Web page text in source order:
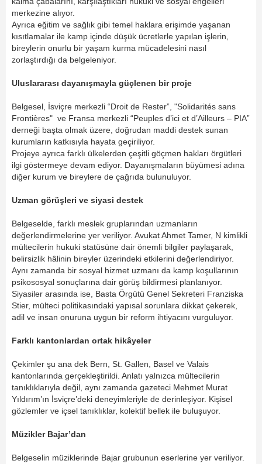
merkezine alıyor.
Ayrıca eğitim ve sağlık gibi temel haklara erişimde yaşanan
kısıtlamalar ile kamp içinde düşük ücretlerle yapılan işlerin,
bireylerin onurlu bir yaşam kurma mücadelesini nasıl
zorlaştırdığı da belgeleniyor.
Uluslararası dayanışmayla güçlenen bir proje
Belgesel, İsviçre merkezli “Droit de Rester”, "Solidarités sans
Frontières" ve Fransa merkezli “Peuples d’ici et d’Ailleurs – PIA”
derneği başta olmak üzere, doğrudan maddi destek sunan
kurumların katkısıyla hayata geçiriliyor.
Projeye ayrıca farklı ülkelerden çeşitli göçmen hakları örgütleri
ilgi göstermeye devam ediyor. Dayanışmaların büyümesi adına
diğer kurum ve bireylere de çağrıda bulunuluyor.
Uzman görüşleri ve siyasi destek
Belgeselde, farklı meslek gruplarından uzmanların
değerlendirmelerine yer veriliyor. Avukat Ahmet Tamer, N kimlikli
mültecilerin hukuki statüsüne dair önemli bilgiler paylaşarak,
belirsizlik hâlinin bireyler üzerindeki etkilerini değerlendiriyor.
Aynı zamanda bir sosyal hizmet uzmanı da kamp koşullarının
psikososyal sonuçlarına dair görüş bildirmesi planlanıyor.
Siyasiler arasında ise, Basta Örgütü Genel Sekreteri Franziska
Stier, mülteci politikasındaki yapısal sorunlara dikkat çekerek,
adil ve insan onuruna uygun bir reform ihtiyacını vurguluyor.
Farklı kantonlardan ortak hikâyeler
Çekimler şu ana dek Bern, St. Gallen, Basel ve Valais
kantonlarında gerçekleştirildi. Anlatı yalnızca mültecilerin
tanıklıklarıyla değil, aynı zamanda gazeteci Mehmet Murat
Yıldırım’ın İsviçre’deki deneyimleriyle de derinleşiyor. Kişisel
gözlemler ve içsel tanıklıklar, kolektif bellek ile buluşuyor.
Müzikler Bajar’dan
Belgeselin müziklerinde Bajar grubunun eserlerine yer veriliyor.